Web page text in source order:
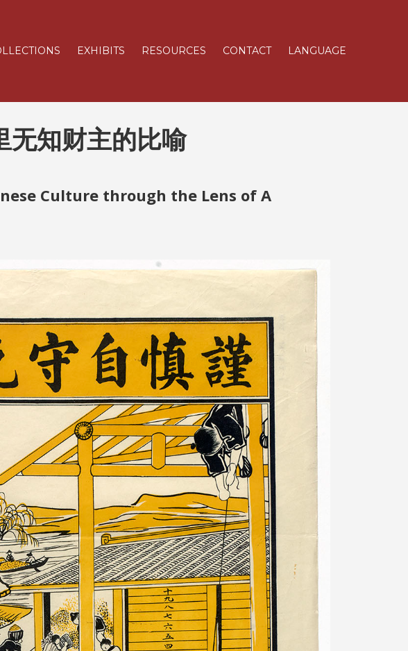
EXHIBITS RESOURCES CONTACT LANGUAGE
无知财主的比喻
Culture through the Lens of A